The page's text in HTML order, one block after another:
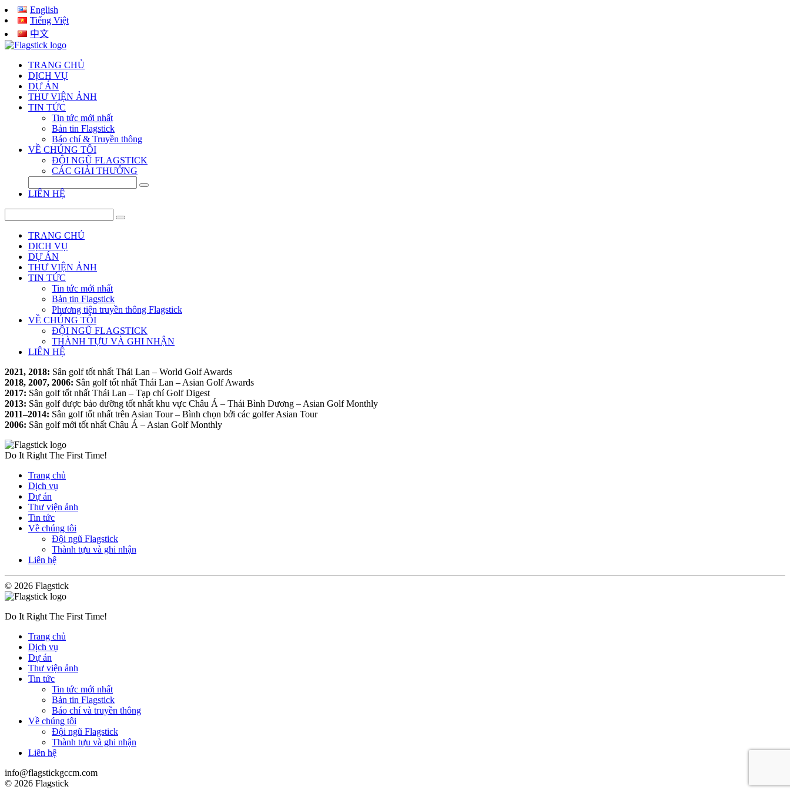
English
Tiếng Việt
中文
TRANG CHỦ
DỊCH VỤ
DỰ ÁN
THƯ VIỆN ẢNH
TIN TỨC
Tin tức mới nhất
Bản tin Flagstick
Báo chí & Truyền thông
VỀ CHÚNG TÔI
ĐỘI NGŨ FLAGSTICK
CÁC GIẢI THƯỞNG
LIÊN HỆ
TRANG CHỦ
DỊCH VỤ
DỰ ÁN
THƯ VIỆN ẢNH
TIN TỨC
Tin tức mới nhất
Bản tin Flagstick
Phương tiện truyền thông Flagstick
VỀ CHÚNG TÔI
ĐỘI NGŨ FLAGSTICK
THÀNH TỰU VÀ GHI NHẬN
LIÊN HỆ
2021, 2018: Sân golf tốt nhất Thái Lan – World Golf Awards
2018, 2007, 2006: Sân golf tốt nhất Thái Lan – Asian Golf Awards
2017: Sân golf tốt nhất Thái Lan – Tạp chí Golf Digest
2013: Sân golf được bảo dưỡng tốt nhất khu vực Châu Á – Thái Bình Dương – Asian Golf Monthly
2011–2014: Sân golf tốt nhất trên Asian Tour – Bình chọn bởi các golfer Asian Tour
2006: Sân golf mới tốt nhất Châu Á – Asian Golf Monthly
Do It Right The First Time!
Trang chủ
Dịch vụ
Dự án
Thư viện ảnh
Tin tức
Về chúng tôi
Đội ngũ Flagstick
Thành tựu và ghi nhận
Liên hệ
© 2026 Flagstick
Do It Right The First Time!
Trang chủ
Dịch vụ
Dự án
Thư viện ảnh
Tin tức
Tin tức mới nhất
Bản tin Flagstick
Báo chí và truyền thông
Về chúng tôi
Đội ngũ Flagstick
Thành tựu và ghi nhận
Liên hệ
info@flagstickgccm.com
© 2026 Flagstick